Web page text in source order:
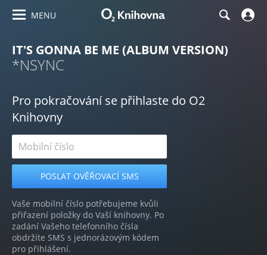
MENU
IT'S GONNA BE ME (ALBUM VERSION)
*NSYNC
Pro pokračování se přihlaste do O2
Knihovny
Vaše mobilní číslo potřebujeme kvůli
přiřazení položky do Vaší knihovny. Po
zadání Vašeho telefonního čísla
obdržíte SMS s jednorázovým kódem
pro přihlášení.